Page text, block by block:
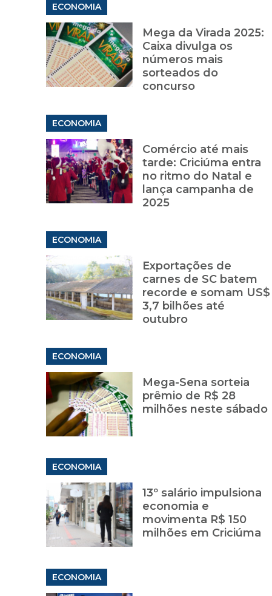
ECONOMIA
Mega da Virada 2025:
Caixa divulga os
números mais
sorteados do
concurso
ECONOMIA
Comércio até mais
tarde: Criciúma entra
no ritmo do Natal e
lança campanha de
2025
ECONOMIA
Exportações de
carnes de SC batem
recorde e somam US$
3,7 bilhões até
outubro
ECONOMIA
Mega-Sena sorteia
prêmio de R$ 28
milhões neste sábado
ECONOMIA
13º salário impulsiona
economia e
movimenta R$ 150
milhões em Criciúma
ECONOMIA